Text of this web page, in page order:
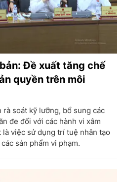
Đề xuất tăng chế
quyền trên môi
rà soát kỹ lưỡng, bổ sung các
đe đối với các hành vi xâm
là việc sử dụng trí tuệ nhân tạo
sản phẩm vi phạm.